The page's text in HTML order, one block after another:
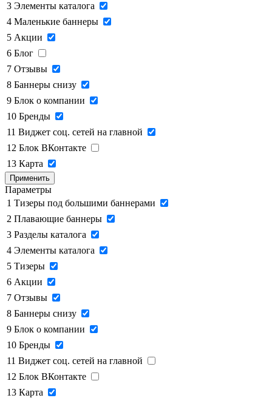
3 Элементы каталога
4 Маленькие баннеры
5 Акции
6 Блог
7 Отзывы
8 Баннеры снизу
9 Блок о компании
10 Бренды
11 Виджет соц. сетей на главной
12 Блок ВКонтакте
13 Карта
Применить
Параметры
1 Тизеры под большими баннерами
2 Плавающие баннеры
3 Разделы каталога
4 Элементы каталога
5 Тизеры
6 Акции
7 Отзывы
8 Баннеры снизу
9 Блок о компании
10 Бренды
11 Виджет соц. сетей на главной
12 Блок ВКонтакте
13 Карта